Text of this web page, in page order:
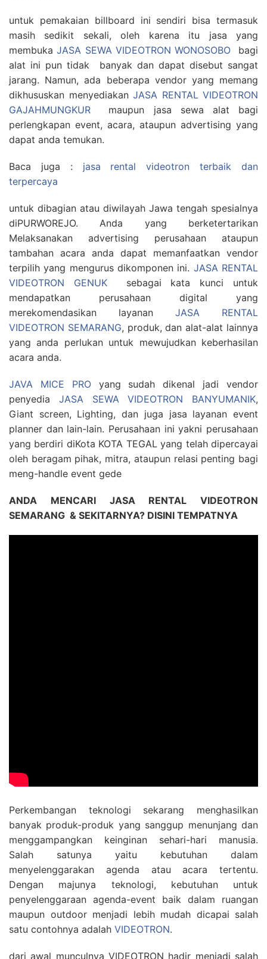
untuk pemakaian billboard ini sendiri bisa termasuk
masih sedikit sekali, oleh karena itu jasa yang
membukaJASA SEWA VIDEOTRON WONOSOBO bagi
alat ini pun tidak banyak dan dapat disebut sangat
jarang. Namun, ada beberapa vendor yang memang
dikhususkan menyediakan JASA RENTAL VIDEOTRON
GAJAHMUNGKUR maupun jasa sewa alat bagi
perlengkapan event, acara, ataupun advertising yang
dapat anda temukan.
Baca juga : jasa rental videotron terbaik dan
terpercaya
untuk dibagian atau diwilayah Jawa tengah spesialnya
diPURWOREJO. Anda yang berketertarikan
Melaksanakan advertising perusahaan ataupun
tambahan acara anda dapat memanfaatkan vendor
terpilih yang mengurus dikomponen ini. JASA RENTAL
VIDEOTRON GENUKsebagai kata kunci untuk
mendapatkan perusahaan digital yang
merekomendasikan layanan JASA RENTAL
VIDEOTRON SEMARANG, produk, dan alat-alat lainnya
yang anda perlukan untuk mewujudkan keberhasilan
acara anda.
JAVA MICE PROyang sudah dikenal jadi vendor
penyedia JASA SEWA VIDEOTRON BANYUMANIK,
Giant screen, Lighting, dan juga jasa layanan event
planner dan lain-lain. Perusahaan ini yakni perusahaan
yang berdiri diKota KOTA TEGAL yang telah dipercayai
oleh beragam pihak, mitra, ataupun relasi penting bagi
meng-handle event gede
ANDA MENCARI JASA RENTAL VIDEOTRON
SEMARANG & SEKITARNYA? DISINI TEMPATNYA
Perkembangan teknologi sekarang menghasilkan
banyak produk-produk yang sanggup menunjang dan
menggampangkan keinginan sehari-hari manusia.
Salah satunya yaitu kebutuhan dalam
menyelenggarakan agenda atau acara tertentu.
Dengan majunya teknologi, kebutuhan untuk
penyelenggaraan agenda-event baik dalam ruangan
maupun outdoor menjadi lebih mudah dicapai salah
satu contohnya adalah VIDEOTRON.
dari awal munculnya VIDEOTRON hadir menjadi salah